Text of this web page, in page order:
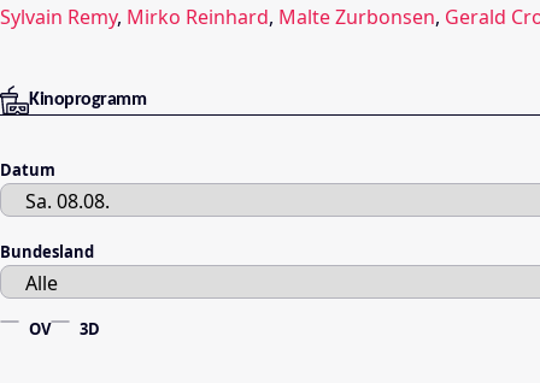
Sylvain Remy, Mirko Reinhard, Malte Zurbonsen, Gerald
Kinoprogramm
Datum
Bundesland
OV 3D